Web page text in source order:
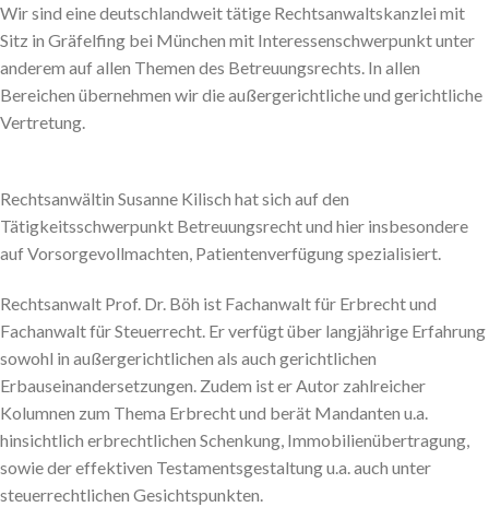
Wir sind eine deutschlandweit tätige Rechtsanwaltskanzlei mit
Sitz in Gräfelfing bei München mit Interessenschwerpunkt unter
anderem auf allen Themen des Betreuungsrechts. In allen
Bereichen übernehmen wir die außergerichtliche und gerichtliche
Vertretung.
Rechtsanwältin Susanne Kilisch hat sich auf den
Tätigkeitsschwerpunkt Betreuungsrecht und hier insbesondere
auf Vorsorgevollmachten, Patientenverfügung spezialisiert.
Rechtsanwalt Prof. Dr. Böh ist Fachanwalt für Erbrecht und
Fachanwalt für Steuerrecht. Er verfügt über langjährige Erfahrung
sowohl in außergerichtlichen als auch gerichtlichen
Erbauseinandersetzungen. Zudem ist er Autor zahlreicher
Kolumnen zum Thema Erbrecht und berät Mandanten u.a.
hinsichtlich erbrechtlichen Schenkung, Immobilienübertragung,
sowie der effektiven Testamentsgestaltung u.a. auch unter
steuerrechtlichen Gesichtspunkten.